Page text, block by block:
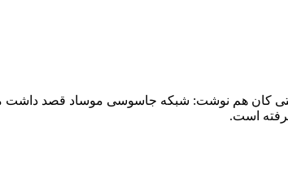
کان هم نوشت: شبکه جاسوسی موساد قصد
است.